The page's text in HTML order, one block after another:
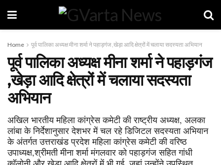
Home पूर्व पालिका अध्यक्ष मीना शर्मा ने पहाड़गंज ,खेड़ा आदि क्षेत्रों में चलाया सदस्यता अभियान
पूर्व पालिका अध्यक्ष मीना शर्मा ने पहाड़गंज
,खेड़ा आदि क्षेत्रों में चलाया सदस्यता
अभियान
अखिल भारतीय महिला कांग्रेस कमेटी की राष्ट्रीय अध्यक्ष, अलका
लांबा के निर्देशानुसार देशभर में चल रहे डिजिटल सदस्यता अभियान
के अंतर्गत उत्तराखंड प्रदेश महिला कांग्रेस कमेटी की वरिष्ठ
उपाध्यक्ष,श्रीमती मीना शर्मा मंगलवार को पहाड़गंज सहित गांधी